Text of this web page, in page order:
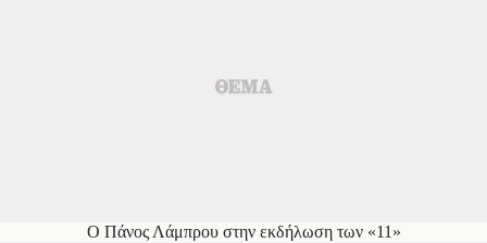
Ο Πάνος Λάμπρου στην εκδήλωση των «11»